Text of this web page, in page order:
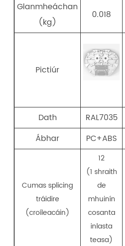
Glanmheáchan
(kg)
0.018
Pictiúr
Dath RAL7035
Ábhar
PC+ABS
Cumas splicing
tráidire
(croíleacáin)
12
(1 shraith
de
mhuinín
cosanta
inlasta
teasa)